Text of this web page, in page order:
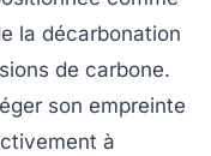
la décarbonation
de carbone.
son empreinte
à